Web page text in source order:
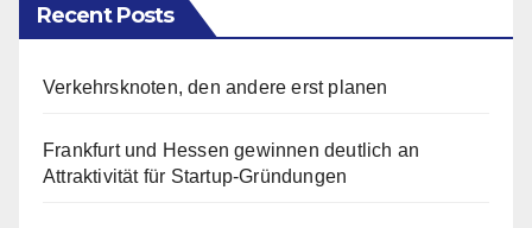
Recent Posts
Verkehrsknoten, den andere erst planen
Frankfurt und Hessen gewinnen deutlich an
Attraktivität für Startup-Gründungen